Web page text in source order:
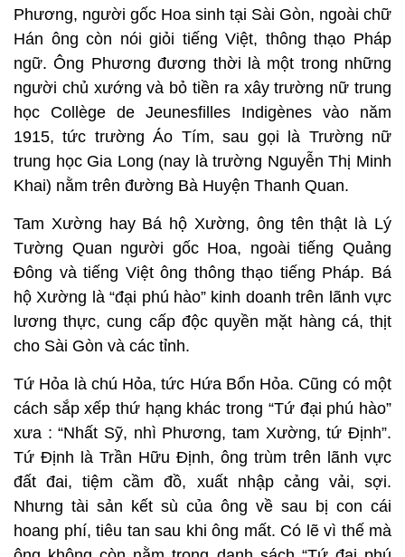
Phương, người gốc Hoa sinh tại Sài Gòn, ngoài chữ
Hán ông còn nói giỏi tiếng Việt, thông thạo Pháp
ngữ. Ông Phương đương thời là một trong những
người chủ xướng và bỏ tiền ra xây trường nữ trung
học Collège de Jeunesfilles Indigènes vào năm
1915, tức trường Áo Tím, sau gọi là Trường nữ
trung học Gia Long (nay là trường Nguyễn Thị Minh
Khai) nằm trên đường Bà Huyện Thanh Quan.
Tam Xường hay Bá hộ Xường, ông tên thật là Lý
Tường Quan người gốc Hoa, ngoài tiếng Quảng
Đông và tiếng Việt ông thông thạo tiếng Pháp. Bá
hộ Xường là “đại phú hào” kinh doanh trên lãnh vực
lương thực, cung cấp độc quyền mặt hàng cá, thịt
cho Sài Gòn và các tỉnh.
Tứ Hỏa là chú Hỏa, tức Hứa Bổn Hỏa. Cũng có một
cách sắp xếp thứ hạng khác trong “Tứ đại phú hào”
xưa : “Nhất Sỹ, nhì Phương, tam Xường, tứ Định”.
Tứ Định là Trần Hữu Định, ông trùm trên lãnh vực
đất đai, tiệm cầm đồ, xuất nhập cảng vải, sợi.
Nhưng tài sản kết sù của ông về sau bị con cái
hoang phí, tiêu tan sau khi ông mất. Có lẽ vì thế mà